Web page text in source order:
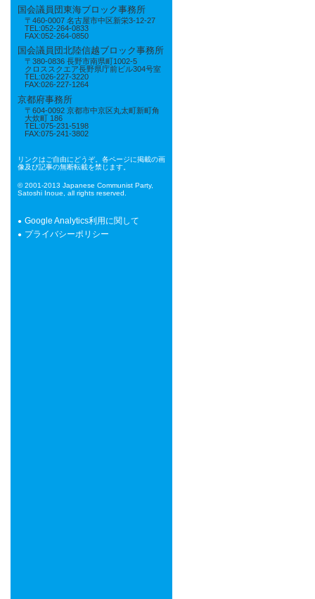
国会議員団東海ブロック事務所
〒460-0007 名古屋市中区新栄3-12-27
TEL:052-264-0833
FAX:052-264-0850
国会議員団北陸信越ブロック事務所
〒380-0836 長野市南県町1002-5
クロススクエア長野県庁前ビル304号室
TEL:026-227-3220
FAX:026-227-1264
京都府事務所
〒604-0092 京都市中京区丸太町新町角
大炊町 186
TEL:075-231-5198
FAX:075-241-3802
リンクはご自由にどうぞ。各ページに掲載の画
像及び記事の無断転載を禁じます。
© 2001-2013 Japanese Communist Party,
Satoshi Inoue, all rights reserved.
Google Analytics利用に関して
プライバシーポリシー